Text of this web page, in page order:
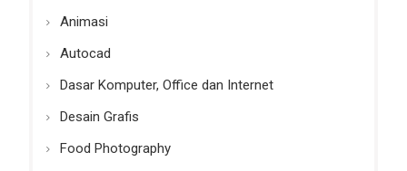
Animasi
Autocad
Dasar Komputer, Office dan Internet
Desain Grafis
Food Photography